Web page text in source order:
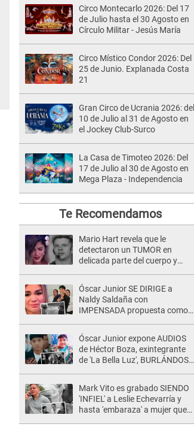
Circo Montecarlo 2026: Del 17
de Julio hasta el 30 Agosto en
Círculo Militar - Jesús María
Circo Místico Condor 2026: Del
25 de Junio. Explanada Costa
21
Gran Circo de Ucrania 2026: del
10 de Julio al 31 de Agosto en
el Jockey Club-Surco
La Casa de Timoteo 2026: Del
17 de Julio al 30 de Agosto en
Mega Plaza - Independencia
Te Recomendamos
Mario Hart revela que le
detectaron un TUMOR en
delicada parte del cuerpo y
muy fuertes..."
Óscar Junior SE DIRIGE a
Naldy Saldaña con
IMPENSADA propuesta como
denuncia: "Otro tipo de ley..."
Óscar Junior expone AUDIOS
de Héctor Boza, exintegrante
de 'La Bella Luz', BURLÁNDOSE
Mark Vito es grabado SIENDO
'INFIEL' a Leslie Echevarría y
hasta 'embaraza' a mujer que